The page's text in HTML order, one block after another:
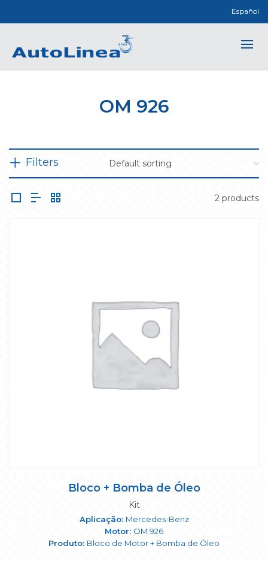
Español
OM 926
Filters
2 products
Bloco + Bomba de Óleo
Kit
Mercedes-Benz
OM 926
Bloco de Motor + Bomba de Óleo